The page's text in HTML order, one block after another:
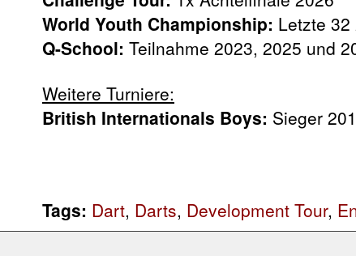
World Youth Championship: Letzte 32
Q-School: Teilnahme 2023, 2025 und
Weitere Turniere:
British Internationals Boys: Sieger
Tags: Dart, Darts, Development Tour,